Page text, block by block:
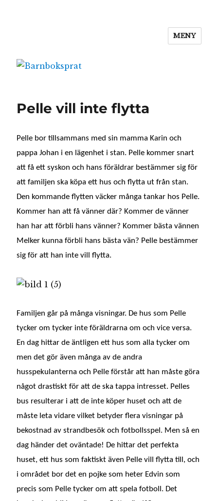
MENY
Pelle vill inte flytta
Pelle bor tillsammans med sin mamma Karin och
pappa Johan i en lägenhet i stan. Pelle kommer snart
att få ett syskon och hans föräldrar bestämmer sig för
att familjen ska köpa ett hus och flytta ut från stan.
Den kommande flytten väcker många tankar hos Pelle.
Kommer han att få vänner där? Kommer de vänner
han har att förbli hans vänner? Kommer bästa vännen
Melker kunna förbli hans bästa vän? Pelle bestämmer
sig för att han inte vill flytta.
Familjen går på många visningar. De hus som Pelle
tycker om tycker inte föräldrarna om och vice versa.
En dag hittar de äntligen ett hus som alla tycker om
men det gör även många av de andra
husspekulanterna och Pelle förstår att han måste göra
något drastiskt för att de ska tappa intresset. Pelles
bus resulterar i att de inte köper huset och att de
måste leta vidare vilket betyder flera visningar på
bekostnad av strandbesök och fotbollsspel. Men så en
dag händer det oväntade! De hittar det perfekta
huset, ett hus som faktiskt även Pelle vill flytta till, och
i området bor det en pojke som heter Edvin som
precis som Pelle tycker om att spela fotboll. Det